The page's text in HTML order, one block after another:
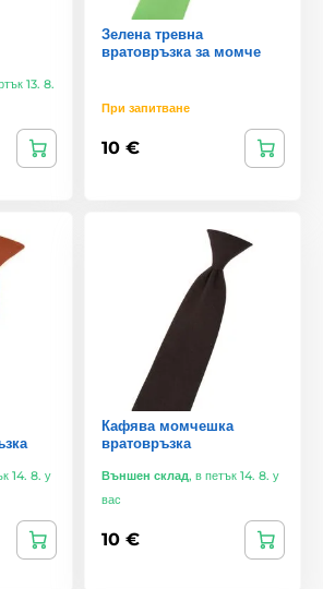
13. 8.
Зелена тревна
вратовръзка за момче
При запитване
10 €
14. 8. у
Кафява момчешка
вратовръзка
Външен склад, в петък 14. 8. у
вас
10 €